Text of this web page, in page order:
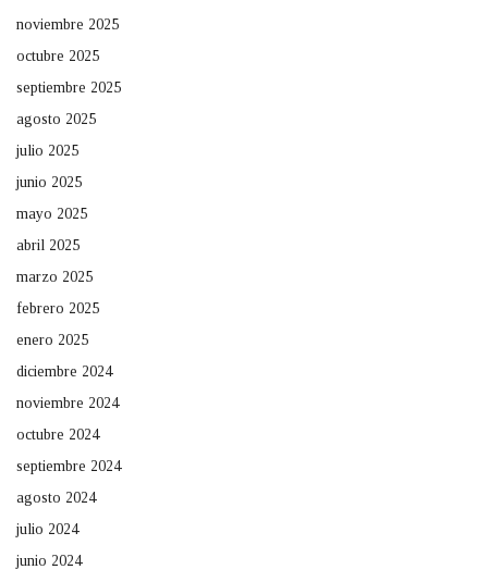
noviembre 2025
octubre 2025
septiembre 2025
agosto 2025
julio 2025
junio 2025
mayo 2025
abril 2025
marzo 2025
febrero 2025
enero 2025
diciembre 2024
noviembre 2024
octubre 2024
septiembre 2024
agosto 2024
julio 2024
junio 2024